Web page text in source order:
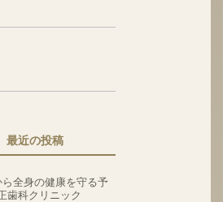
最近の投稿
ら全身の健康を守る予
歯科クリニック